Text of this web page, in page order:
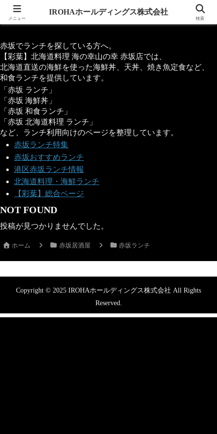
IROHAホールディングス株式会社
赤坂でランチを探している方へ。
【彩葉】北海道料理 海の幸山の幸 赤坂店では、
北海道直送の海鮮を使った海鮮丼、天丼、焼き魚定食など、
和食ランチを提供しています。
「赤坂 ランチ」
「赤坂 海鮮丼」
「赤坂 和食ランチ」
「赤坂 北海道料理 ランチ」
など、ランチ利用向けのページを整理しています。
赤坂ランチ特集
赤坂おすすめランチ
港区赤坂ランチ情報
北海道料理・海鮮ランチ
【彩葉】総合ページ
NOT FOUND
投稿が見つかりませんでした。
ホーム 赤坂居酒屋 赤坂ランチ
Copyright © 2025 IROHAホールディングス株式会社 All Rights
Reserved.
メニュー
IROHAホールディングス株式会社
検索